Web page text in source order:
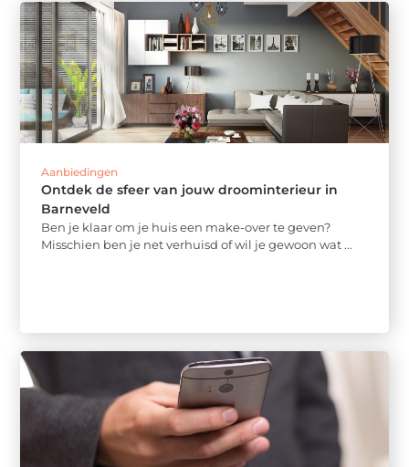
Aanbiedingen
Ontdek de sfeer van jouw droominterieur in
Barneveld
Ben je klaar om je huis een make-over te geven?
Misschien ben je net verhuisd of wil je gewoon wat ...